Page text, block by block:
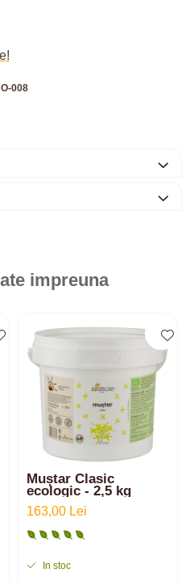
008
impreuna
Muștar Clasic
ecologic - 2,5 kg
163,00 Lei
In stoc